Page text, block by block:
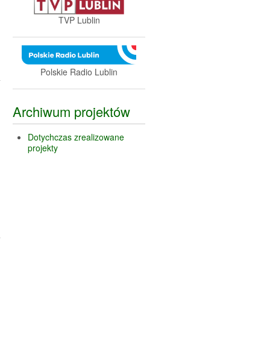
TVP Lublin
Polskie Radio Lublin
Archiwum projektów
Dotychczas zrealizowane
projekty